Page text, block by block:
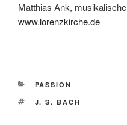
Matthias Ank,
www.lorenzkirche.de
KATEGORIEN
PASSION
SCHLAGWÖRTER
J. S. BACH